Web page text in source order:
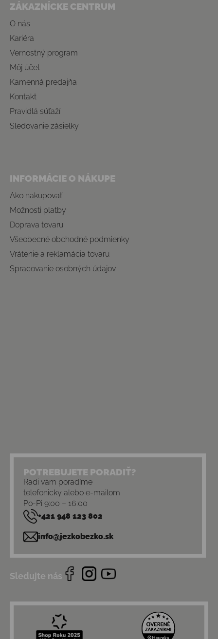
ZÁKAZNÍCKE CENTRUM
O nás
Kariéra
Vernostný program
Môj účet
Kamenná predajňa
Kontakt
Pravidlá súťaží
Sledovanie zásielky
INFORMÁCIE O NÁKUPE
Ako nakupovať
Možnosti platby
Doprava tovaru
Všeobecné obchodné podmienky
Vrátenie a reklamácia tovaru
Spracovanie osobných údajov
POTREBUJETE PORADIŤ?
Radi vám poradíme
telefonicky alebo e-mailom
Po-Pi 9:00 – 16:00
+421 948 123 802
info@jezkobezko.sk
Sledujte nás